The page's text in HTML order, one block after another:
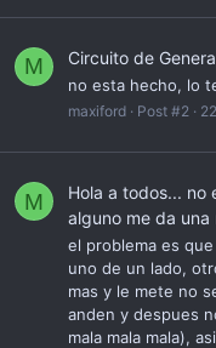
M Circuito de
no esta hecho, lo
maxiford Post #2
M
Hola a todos... no
alguno me da una
el problema es
uno de un lado,
mas y le mete no
anden y despues
mala mala mala),